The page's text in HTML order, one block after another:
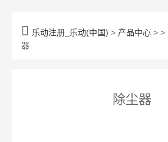
 乐动注册_乐动(中国) > 产品中心 > >
器
除尘器